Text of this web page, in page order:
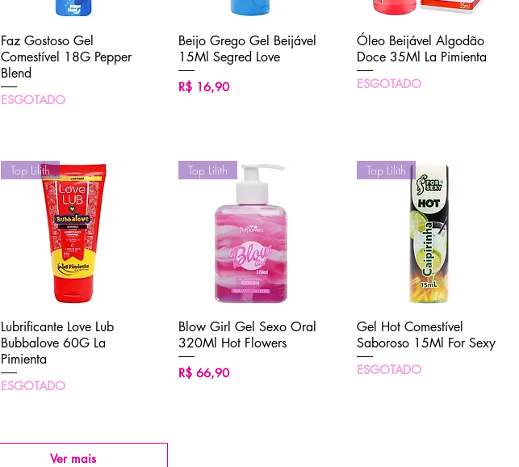
Visualização rápida
Faz Gostoso Gel
Comestível 18G Pepper
Blend
ESGOTADO
Visualização rápida
Beijo Grego Gel Beijável
15Ml Segred Love
Preço
R$ 16,90
Visualização rápida
Óleo Beijável Algodão
Doce 35Ml La Pimienta
ESGOTADO
Visualização rápida
Top Lilith
Lubrificante Love Lub
Bubbalove 60G La
Pimienta
ESGOTADO
Visualização rápida
Top Lilith
Blow Girl Gel Sexo Oral
320Ml Hot Flowers
Preço
R$ 66,90
Visualização rápida
Top Lilith
Gel Hot Comestível
Saboroso 15Ml For Sexy
ESGOTADO
Ver mais